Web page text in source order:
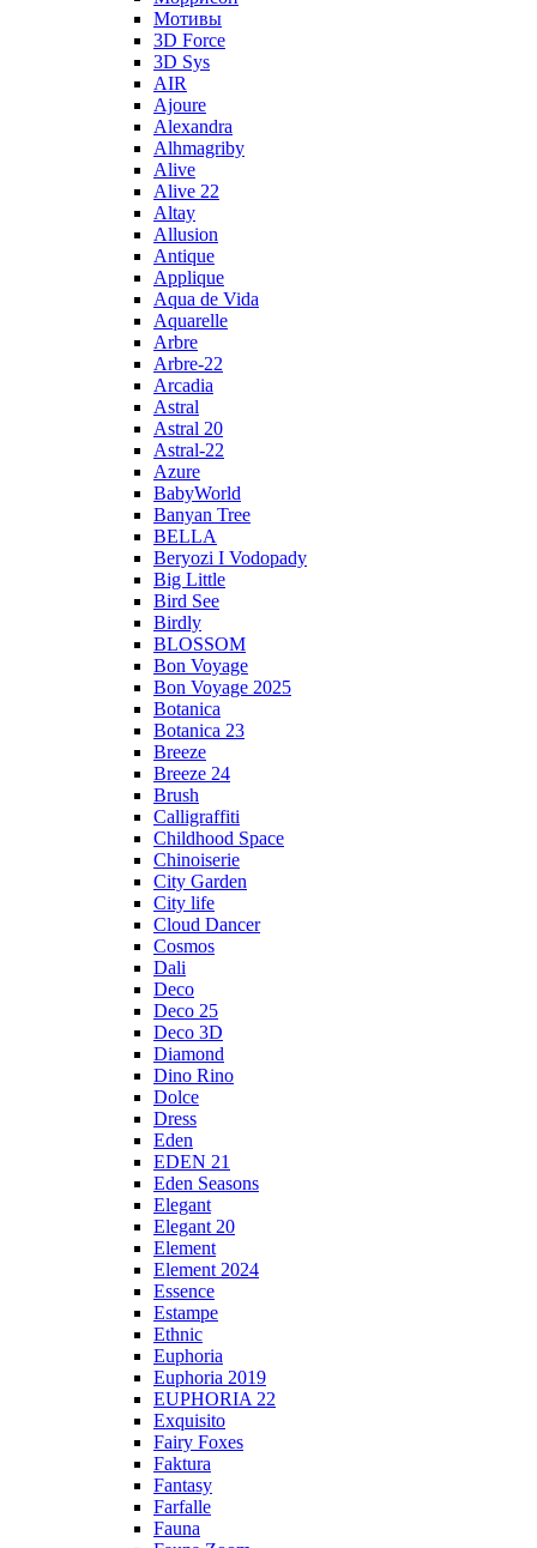
Мотивы
3D Force
3D Sys
AIR
Ajoure
Alexandra
Alhmagriby
Alive
Alive 22
Altay
Allusion
Antique
Applique
Aqua de Vida
Aquarelle
Arbre
Arbre-22
Arcadia
Astral
Astral 20
Astral-22
Azure
BabyWorld
Banyan Tree
BELLA
Beryozi I Vodopady
Big Little
Bird See
Birdly
BLOSSOM
Bon Voyage
Bon Voyage 2025
Botanica
Botanica 23
Breeze
Breeze 24
Brush
Calligraffiti
Childhood Space
Chinoiserie
City Garden
City life
Cloud Dancer
Cosmos
Dali
Deco
Deco 25
Deco 3D
Diamond
Dino Rino
Dolce
Dress
Eden
EDEN 21
Eden Seasons
Elegant
Elegant 20
Element
Element 2024
Essence
Estampe
Ethnic
Euphoria
Euphoria 2019
EUPHORIA 22
Exquisito
Fairy Foxes
Faktura
Fantasy
Farfalle
Fauna